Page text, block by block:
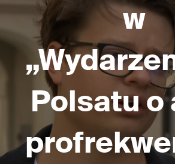
w
Polsatu o